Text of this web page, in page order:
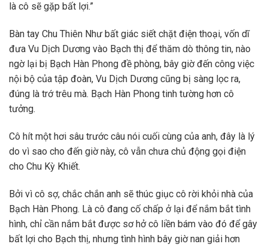
là cô sẽ gặp bất lợi.”
Bàn tay Chu Thiên Như bất giác siết chặt điện thoại, vốn dĩ
đưa Vu Dịch Dương vào Bạch thị để thăm dò thông tin, nào
ngờ lại bị Bạch Hàn Phong đề phòng, bây giờ đến công việc
nội bộ của tập đoàn, Vu Dịch Dương cũng bị sàng lọc ra,
đúng là trớ trêu mà. Bạch Hàn Phong tinh tường hơn cô
tưởng.
Cô hít một hơi sâu trước câu nói cuối cùng của anh, đây là lý
do vì sao cho đến giờ này, cô vẫn chưa chủ động gọi điện
cho Chu Kỳ Khiết.
Bởi vì cô sợ, chắc chắn anh sẽ thúc giục cô rời khỏi nhà của
Bạch Hàn Phong. Là cô đang cố chấp ở lại để nắm bắt tình
hình, chỉ cần nắm bắt được sơ hở cô liền bám vào đó để gây
bất lợi cho Bạch thị, nhưng tình hình bây giờ nan giải hơn